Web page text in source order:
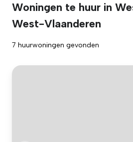
Woningen te huur in
West-Vlaanderen
7 huurwoningen gevonden